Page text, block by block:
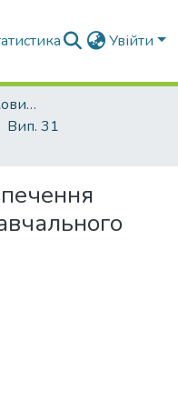
Увійти
Вибрані статті з наукових збірників КНУБА
Вип. 31